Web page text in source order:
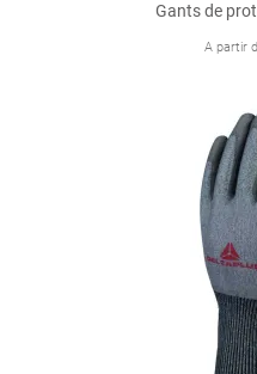
Gants de
A partir